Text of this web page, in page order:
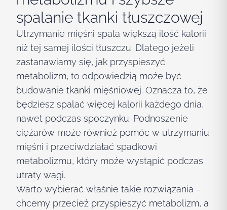
spalanie tkanki tłuszczowej
Utrzymanie mięśni spala większą ilość kalorii
niż tej samej ilości tłuszczu. Dlatego jeżeli
zastanawiamy się, jak przyspieszyć
metabolizm, to odpowiedzią może być
budowanie tkanki mięśniowej. Oznacza to, że
będziesz spalać więcej kalorii każdego dnia,
nawet podczas spoczynku. Podnoszenie
ciężarów może również pomóc w utrzymaniu
mięśni i przeciwdziałać spadkowi
metabolizmu, który może wystąpić podczas
utraty wagi.
Warto wybierać właśnie takie rozwiązania –
chcemy przecież przyspieszyć metabolizm, a